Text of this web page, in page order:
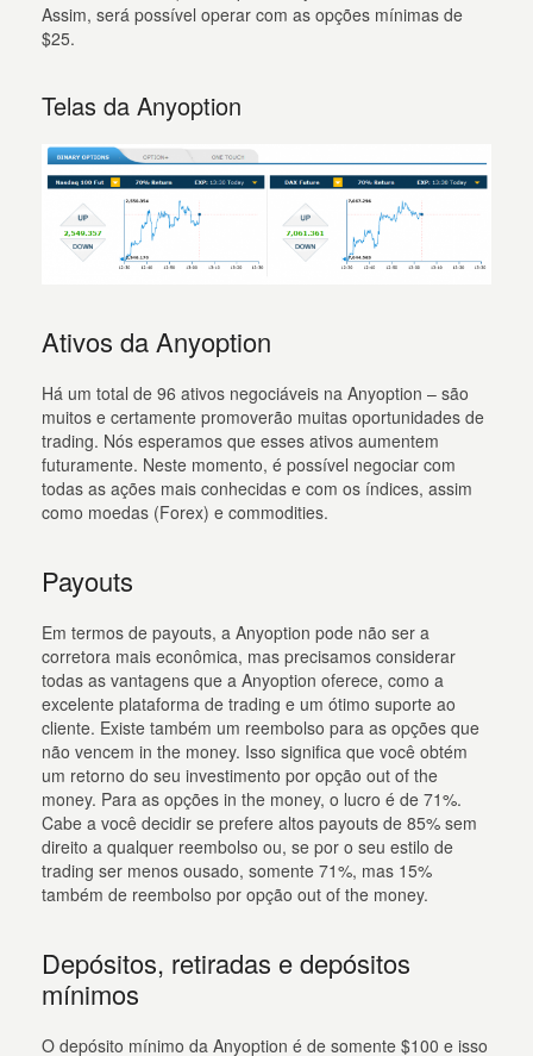
Assim, será possível operar com as opções mínimas de
$25.
Telas da Anyoption
Ativos da Anyoption
Há um total de 96 ativos negociáveis na Anyoption – são
muitos e certamente promoverão muitas oportunidades de
trading. Nós esperamos que esses ativos aumentem
futuramente. Neste momento, é possível negociar com
todas as ações mais conhecidas e com os índices, assim
como moedas (Forex) e commodities.
Payouts
Em termos de payouts, a Anyoption pode não ser a
corretora mais econômica, mas precisamos considerar
todas as vantagens que a Anyoption oferece, como a
excelente plataforma de trading e um ótimo suporte ao
cliente. Existe também um reembolso para as opções que
não vencem in the money. Isso significa que você obtém
um retorno do seu investimento por opção out of the
money. Para as opções in the money, o lucro é de 71%.
Cabe a você decidir se prefere altos payouts de 85% sem
direito a qualquer reembolso ou, se por o seu estilo de
trading ser menos ousado, somente 71%, mas 15%
também de reembolso por opção out of the money.
Depósitos, retiradas e depósitos
mínimos
O depósito mínimo da Anyoption é de somente $100 e isso